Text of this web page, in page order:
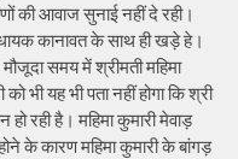
की आवाज सुनाई नहीं दे रही।
कानावत के साथ ही खड़े हे।
समय में श्रीमती महिमा
भी यह भी पता नहीं होगा कि श्री
रही है। महिमा कुमारी मेवाड़
के कारण महिमा कुमारी के बांगड़